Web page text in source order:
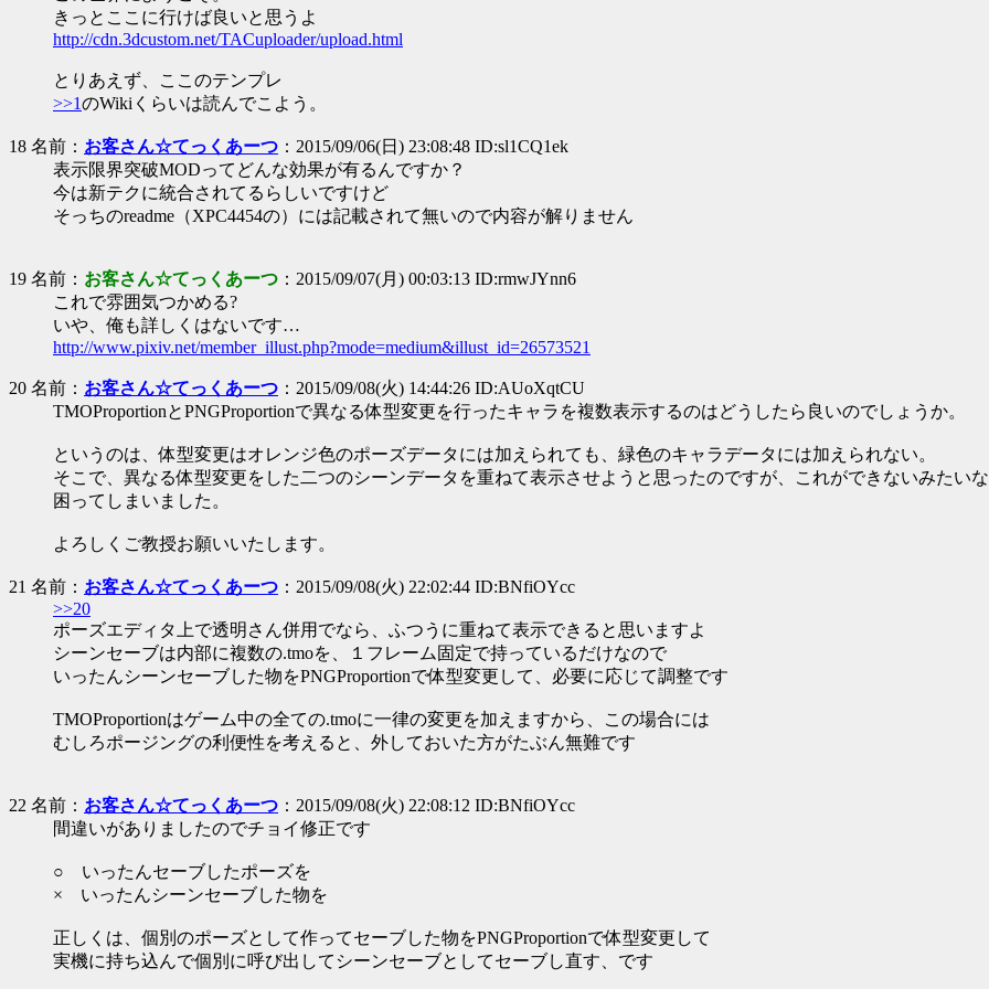
きっとここに行けば良いと思うよ
http://cdn.3dcustom.net/TACuploader/upload.html
とりあえず、ここのテンプレ
>>1のWikiくらいは読んでこよう。
18 名前： お客さん☆てっくあーつ ：2015/09/06(日) 23:08:48 ID:sl1CQ1ek
表示限界突破MODってどんな効果が有るんですか？
今は新テクに統合されてるらしいですけど
そっちのreadme（XPC4454の）には記載されて無いので内容が解りません
19 名前： お客さん☆てっくあーつ ：2015/09/07(月) 00:03:13 ID:rmwJYnn6
これで雰囲気つかめる?
いや、俺も詳しくはないです…
http://www.pixiv.net/member_illust.php?mode=medium&illust_id=26573521
20 名前： お客さん☆てっくあーつ ：2015/09/08(火) 14:44:26 ID:AUoXqtCU
TMOProportionとPNGProportionで異なる体型変更を行ったキャラを複数表示するのはどうしたら良いのでしょうか。
というのは、体型変更はオレンジ色のポーズデータには加えられても、緑色のキャラデータには加えられない。
そこで、異なる体型変更をした二つのシーンデータを重ねて表示させようと思ったのですが、これができないみたい
困ってしまいました。
よろしくご教授お願いいたします。
21 名前： お客さん☆てっくあーつ ：2015/09/08(火) 22:02:44 ID:BNfiOYcc
>>20
ポーズエディタ上で透明さん併用でなら、ふつうに重ねて表示できると思いますよ
シーンセーブは内部に複数の.tmoを、１フレーム固定で持っているだけなので
いったんシーンセーブした物をPNGProportionで体型変更して、必要に応じて調整です
TMOProportionはゲーム中の全ての.tmoに一律の変更を加えますから、この場合には
むしろポージングの利便性を考えると、外しておいた方がたぶん無難です
22 名前： お客さん☆てっくあーつ ：2015/09/08(火) 22:08:12 ID:BNfiOYcc
間違いがありましたのでチョイ修正です
○ いったんセーブしたポーズを
× いったんシーンセーブした物を
正しくは、個別のポーズとして作ってセーブした物をPNGProportionで体型変更して
実機に持ち込んで個別に呼び出してシーンセーブとしてセーブし直す、です